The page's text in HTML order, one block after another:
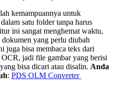
kemampuannya untuk
satu folder tanpa harus
ini sangat menghemat waktu,
yang perlu diubah
juga bisa membaca teks dari
jadi file gambar yang berisi
bisa dicari atau disalin. Anda
: PDS OLM Converter